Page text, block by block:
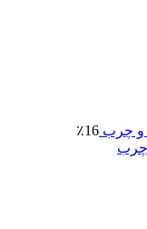
٪16
چرب